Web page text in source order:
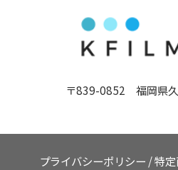
〒839-0852 福岡県
プライバシーポリシー /特